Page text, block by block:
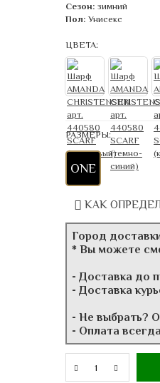
Сезон: зимний
Пол: Унисекс
ЦВЕТА:
РАЗМЕРЫ:
ONE
КАК
Город
* Вы можете
- Доставка до
- Доставка
- Не выбрать?
- Оплата